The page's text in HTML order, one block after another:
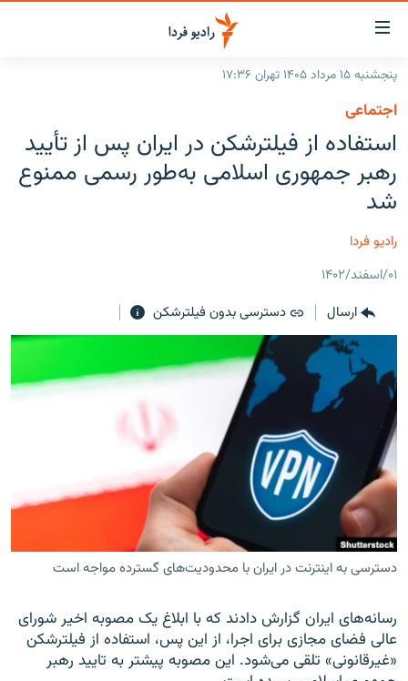
لینک‌های
قابلیت
دسترسی
بازگشت
اصلی
رفتن
صفحه
جستجو
رادیو
گزارش‌های ویدئویی
English
به ما بپیوندید
زبان‌های دیگر
پنجشنبه ۱۵ مرداد ۱۴۰۵ تهران ۱۷:۳۶
اجتماعی
استفاده از فیلترشکن در ایران پس از تأیید
رهبر جمهوری اسلامی به‌طور رسمی ممنوع
شد
رادیو فردا
۰۱/اسفند/۱۴۰۲
ارسال
دسترسی بدون فیلترشکن
دسترسی به اینترنت در ایران با محدودیت‌های گسترده مواجه است
رسانه‌های ایران گزارش دادند که با ابلاغ یک مصوبه اخیر شورای
عالی فضای مجازی برای اجرا، از این پس، استفاده از فیلترشکن
«غیرقانونی» تلقی می‌شود. این مصوبه پیشتر به تایید رهبر